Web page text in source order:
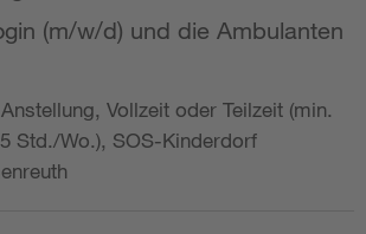
(m/w/d) und die Ambulanten
Vollzeit oder Teilzeit (min.
Std./Wo.), SOS-Kinderdorf